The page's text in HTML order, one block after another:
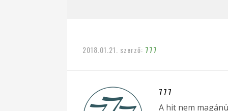
2018.01.21. szerző: 777
777
A hit nem